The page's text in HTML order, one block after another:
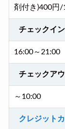
剤付き)400円
チェックイン
16:00～21:00
チェックア
～10:00
クレジット